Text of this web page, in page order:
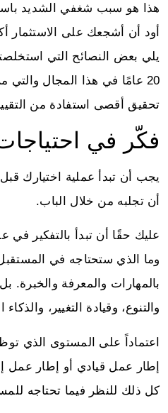
هذا هو سبب شغفي الشديد
أود أن أشجعك على الاستثمار
يلي بعض النصائح التي
20 عامًا في هذا المجال
تحقيق أقصى استفادة من
فكّر في
يجب أن تبدأ عملية اختيارك
أن تجلبه من خلال الباب.
عليك حقًا أن تبدأ بالتفكير في
وما الذي ستحتاجه في
بالمهارات والمعرفة والخبرة.
والتنوع، وقيادة التغيير،
اعتماداً على المستوى الذي
إطار عمل قيادي أو إطار عمل
كل ذلك للنظر فيما تحتاجه